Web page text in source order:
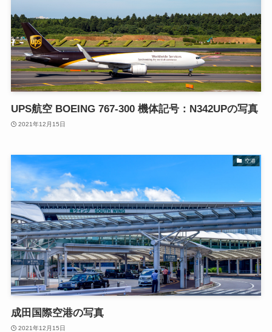
UPS航空 BOEING 767-300 機体記号：N342UPの写真
2021年12月15日
空港
成田国際空港の写真
2021年12月15日